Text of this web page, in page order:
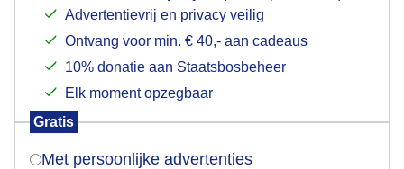
Advertentievrij en privacy veilig
Ontvang voor min. € 40,- aan cadeaus
10% donatie aan Staatsbosbeheer
Elk moment opzegbaar
Gratis
Met persoonlijke advertenties
Indien je hier nog geen akkoord op hebt gegeven,
verschijnt er zo een pop-up uit je browser waarin
Is goed, toon de popup